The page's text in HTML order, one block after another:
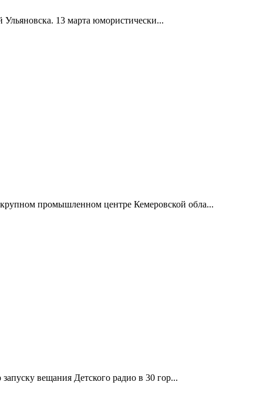
13 марта юмористически...
промышленном центре Кемеровской обла...
вещания Детского радио в 30 гор...